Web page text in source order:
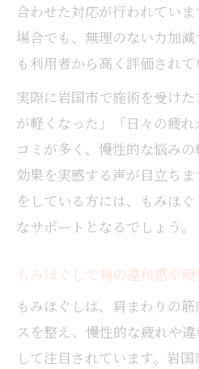
合わせた対応が行われてい
場合でも、無理のない力加
も利用者から高く評価されて
実際に岩国市で施術を受け
が軽くなった」「日々の疲
コミが多く、慢性的な悩み
効果を実感する声が目立ち
をしている方には、もみほ
なサポートとなるでしょう。
もみほぐしで肩の違和感や疲
もみほぐしは、肩まわりの
スを整え、慢性的な疲れや
して注目されています。岩